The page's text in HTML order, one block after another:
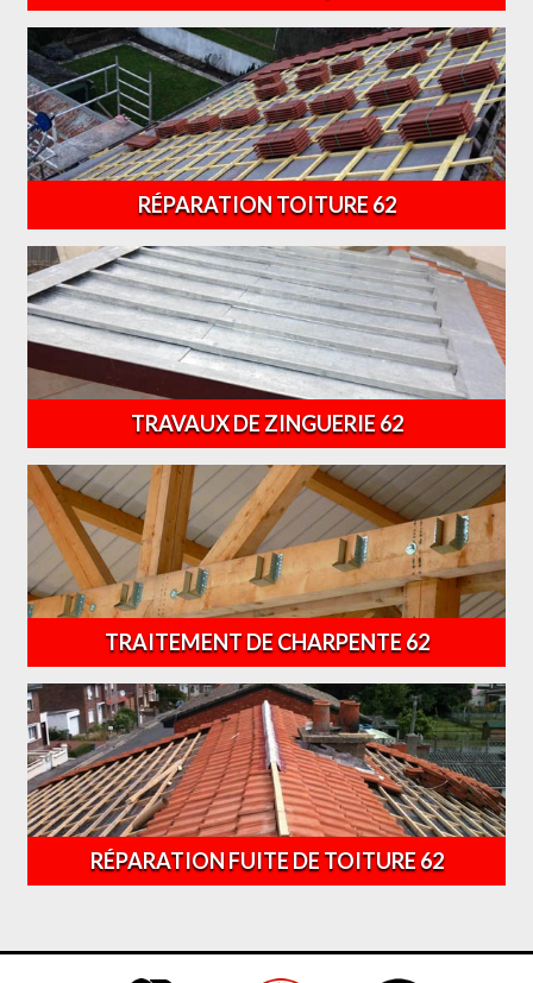
RÉPARATION TOITURE 62
TRAVAUX DE ZINGUERIE 62
TRAITEMENT DE CHARPENTE 62
RÉPARATION FUITE DE TOITURE 62